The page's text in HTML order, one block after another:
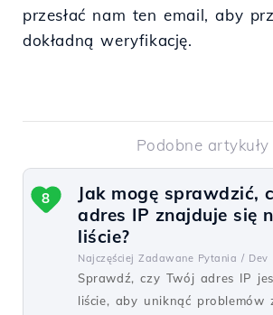
przesłać nam ten email, aby
dokładną weryfikację.
Podobne artykuły
Jak mogę sprawdzić,
adres IP znajduje się
liście?
Najczęściej Zadawane Pytania / Dev
Sprawdź, czy Twój adres IP
liście, aby uniknąć problemów
8